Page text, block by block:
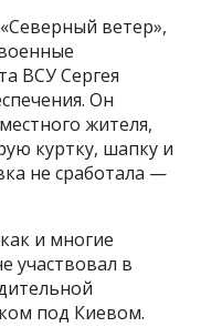
ветер»,
ВСУ Сергея
Он
жителя,
куртку, шапку и
не сработала —
и многие
участвовал в
под Киевом.